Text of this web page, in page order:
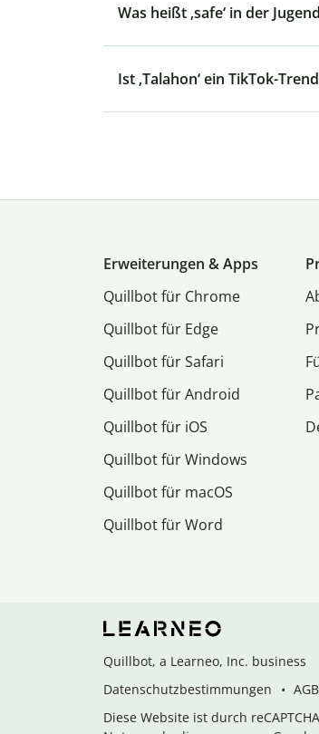
Was heißt ‚safe‘ in der
Ist ‚Talahon‘ ein TikTok-
Erweiterungen & Apps
Quillbot für Chrome
Quillbot für Edge
Quillbot für Safari
Quillbot für Android
Quillbot für iOS
Quillbot für Windows
Quillbot für macOS
Quillbot für Word
Quillbot, a Learneo, Inc. business
Datenschutzbestimmungen
Diese Website ist durch